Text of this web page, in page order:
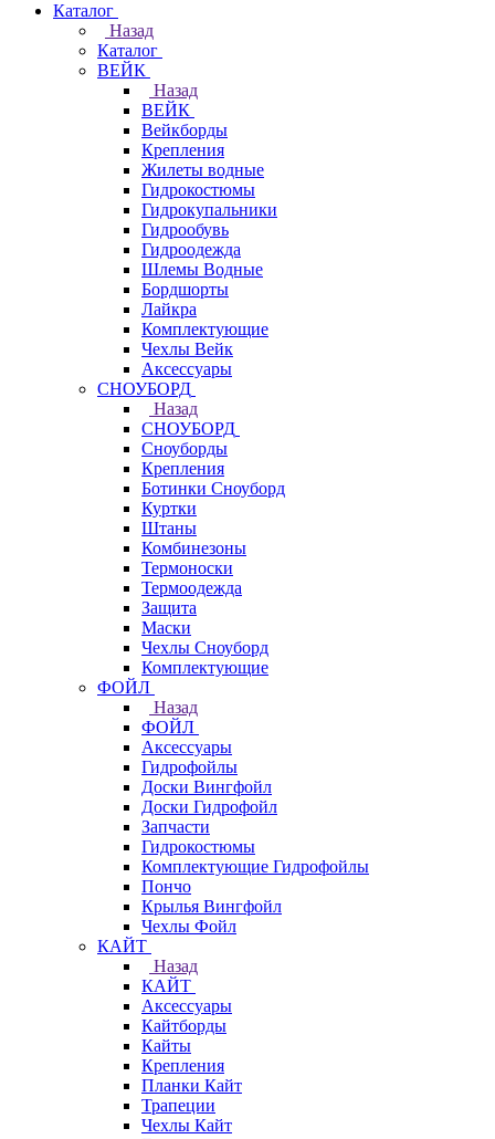
Каталог
Назад
Каталог
ВЕЙК
Назад
ВЕЙК
Вейкборды
Крепления
Жилеты водные
Гидрокостюмы
Гидрокупальники
Гидрообувь
Гидроодежда
Шлемы Водные
Бордшорты
Лайкра
Комплектующие
Чехлы Вейк
Аксессуары
СНОУБОРД
Назад
СНОУБОРД
Сноуборды
Крепления
Ботинки Сноуборд
Куртки
Штаны
Комбинезоны
Термоноски
Термоодежда
Защита
Маски
Чехлы Сноуборд
Комплектующие
ФОЙЛ
Назад
ФОЙЛ
Аксессуары
Гидрофойлы
Доски Вингфойл
Доски Гидрофойл
Запчасти
Гидрокостюмы
Комплектующие Гидрофойлы
Пончо
Крылья Вингфойл
Чехлы Фойл
КАЙТ
Назад
КАЙТ
Аксессуары
Кайтборды
Кайты
Крепления
Планки Кайт
Трапеции
Чехлы Кайт